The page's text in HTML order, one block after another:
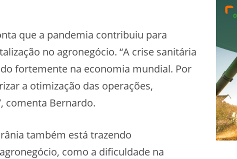
que a pandemia contribuiu para
no agronegócio. “A crise sanitária
fortemente na economia mundial. Por
a otimização das operações,
comenta Bernardo.
também está trazendo
como a dificuldade na